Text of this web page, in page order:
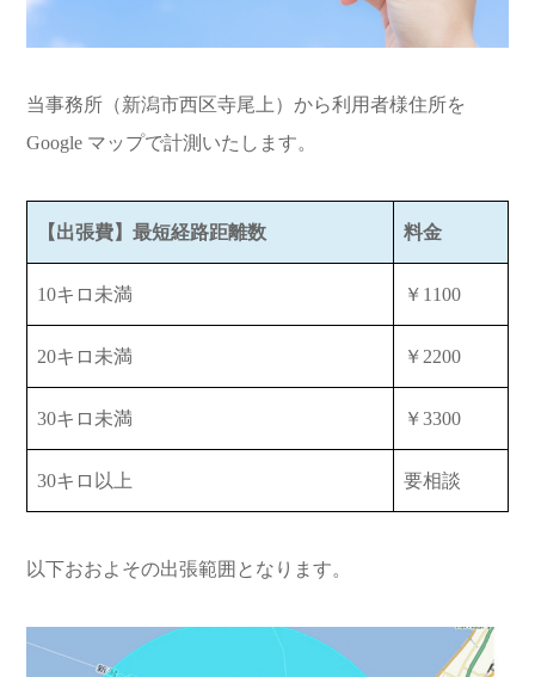
当事務所（新潟市西区寺尾上）から利用者様住所を
Google マップで計測いたします。
【出張費】最短経路距離数 料金
10キロ未満 ￥1100
20キロ未満 ￥2200
30キロ未満 ￥3300
30キロ以上 要相談
以下おおよその出張範囲となります。